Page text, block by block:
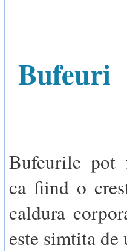
Bufeuri
Bufeurile pot
ca fiind o
caldura
este simtita de